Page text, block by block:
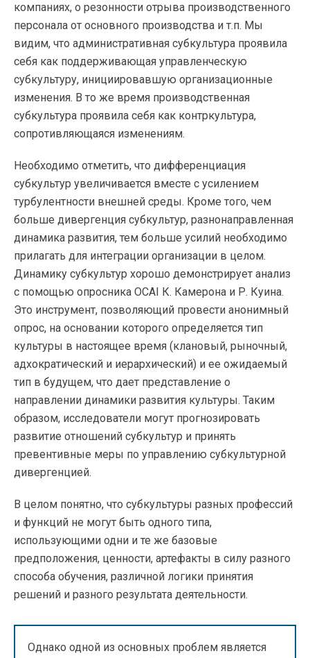
компаниях, о резонности отрыва производственного
персонала от основного производства и т.п. Мы
видим, что административная субкультура проявила
себя как поддерживающая управленческую
субкультуру, инициировавшую организационные
изменения. В то же время производственная
субкультура проявила себя как контркультура,
сопротивляющаяся изменениям.
Необходимо отметить, что дифференциация
субкультур увеличивается вместе с усилением
турбулентности внешней среды. Кроме того, чем
больше дивергенция субкультур, разнонаправленная
динамика развития, тем больше усилий необходимо
прилагать для интеграции организации в целом.
Динамику субкультур хорошо демонстрирует анализ
с помощью опросника OCAI К. Камерона и Р. Куина.
Это инструмент, позволяющий провести анонимный
опрос, на основании которого определяется тип
культуры в настоящее время (клановый, рыночный,
адхократический и иерархический) и ее ожидаемый
тип в будущем, что дает представление о
направлении динамики развития культуры. Таким
образом, исследователи могут прогнозировать
развитие отношений субкультур и принять
превентивные меры по управлению субкультурной
дивергенцией.
В целом понятно, что субкультуры разных профессий
и функций не могут быть одного типа,
использующими одни и те же базовые
предположения, ценности, артефакты в силу разного
способа обучения, различной логики принятия
решений и разного результата деятельности.
Однако одной из основных проблем является